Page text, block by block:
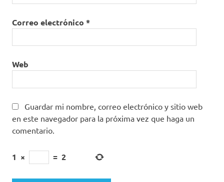
Correo electrónico *
Web
Guardar mi nombre, correo electrónico y sitio web
en este navegador para la próxima vez que haga un
comentario.
1 × = 2